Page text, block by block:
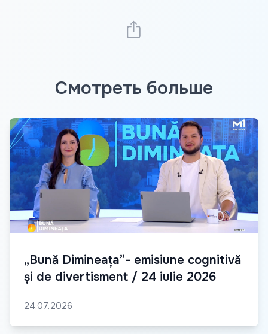
Смотреть больше
„Bună Dimineața”- emisiune cognitivă
și de divertisment / 24 iulie 2026
24.07.2026